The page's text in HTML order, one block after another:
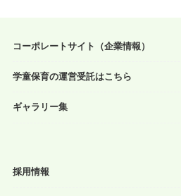
コーポレートサイト（企業情報）
学童保育の運営受託はこちら
ギャラリー集
採用情報